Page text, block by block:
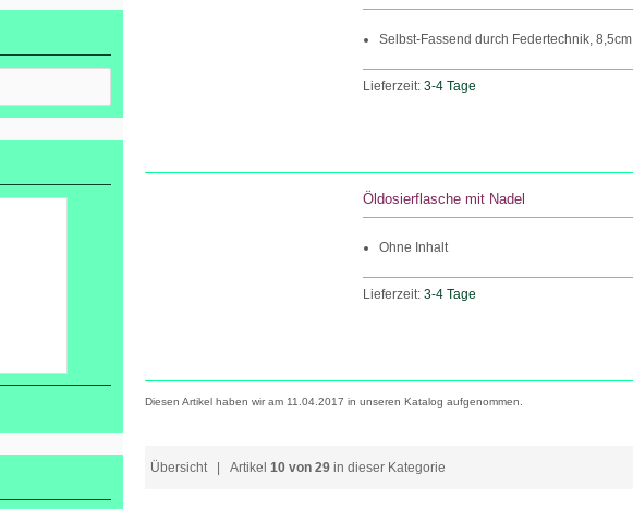
Selbst-Fassend durch Federtechnik, 8,5cm
Lieferzeit:3-4 Tage
Öldosierflasche mit Nadel
Ohne Inhalt
Lieferzeit:3-4 Tage
Diesen Artikel haben wir am 11.04.2017 in unseren Katalog aufgenommen.
Übersicht| Artikel 10 von 29 in dieser Kategorie